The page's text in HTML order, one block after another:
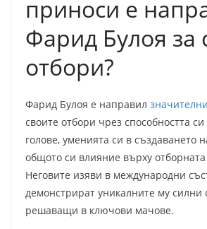
приноси е
Фарид Булоя за
отбори?
Фарид Булоя е направил
своите отбори чрез способността
голове, уменията си в създаването
общото си влияние върху
Неговите изяви в международни
демонстрират уникалните му силни
решаващи в ключови мачове.